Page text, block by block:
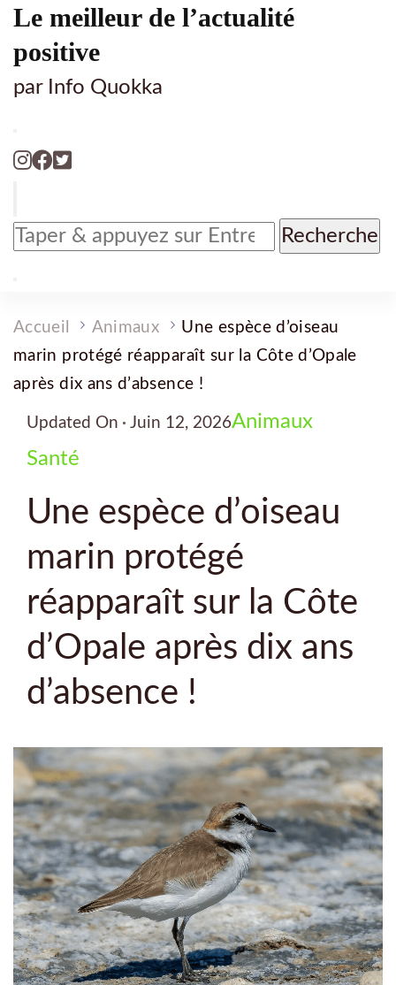
Le meilleur de l’actualité
positive
par Info Quokka
Vous
recherchiez
?
Accueil Animaux
Une espèce d’oiseau
marin protégé réapparaît sur la Côte d’Opale
après dix ans d’absence !
Updated On Juin 12, 2026Animaux
Santé
Une espèce d’oiseau
marin protégé
réapparaît sur la Côte
d’Opale après dix ans
d’absence !